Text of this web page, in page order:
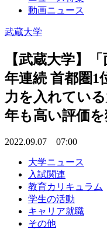
動画ニュース
武蔵大学
【武蔵大学】
年連続 首都圏1
力を入れてい
年も高い評価を
2022.09.07 07:00
大学ニュース
入試関連
教育カリキュラム
学生の活動
キャリア就職
その他